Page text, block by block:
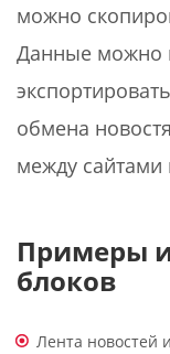
можно
Данные можно
обмена
между сайтами
Примеры
блоков
Лента новостей